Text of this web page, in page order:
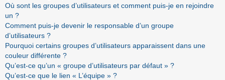
Où sont les groupes d’utilisateurs et comment puis-je en rejoindre
un ?
Comment puis-je devenir le responsable d’un groupe
d’utilisateurs ?
Pourquoi certains groupes d’utilisateurs apparaissent dans une
couleur différente ?
Qu’est-ce qu’un « groupe d’utilisateurs par défaut » ?
Qu’est-ce que le lien « L’équipe » ?